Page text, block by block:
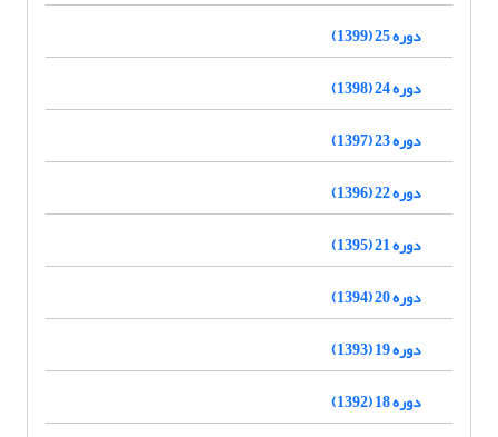
دوره 25 (1399)
دوره 24 (1398)
دوره 23 (1397)
دوره 22 (1396)
دوره 21 (1395)
دوره 20 (1394)
دوره 19 (1393)
دوره 18 (1392)